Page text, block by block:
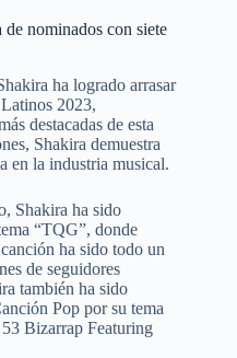
nominados con siete
ha logrado arrasar
2023,
destacadas de esta
Shakira demuestra
en la industria musical.
Shakira ha sido
“TQG”, donde
ha sido todo un
de seguidores
también ha sido
Pop por su tema
Bizarrap Featuring